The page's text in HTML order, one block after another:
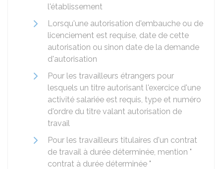
l'établissement
Lorsqu'une autorisation d'embauche ou de
licenciement est requise, date de cette
autorisation ou sinon date de la demande
d'autorisation
Pour les travailleurs étrangers pour
lesquels un titre autorisant l'exercice d'une
activité salariée est requis, type et numéro
d'ordre du titre valant autorisation de
travail
Pour les travailleurs titulaires d'un contrat
de travail à durée déterminée, mention "
contrat à durée déterminée "